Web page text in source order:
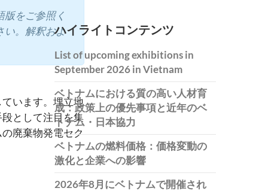
をご参照く
い。解釈およ
います。埋立地
として注目を集
廃棄物発電セク
ハイライトコンテンツ
List of upcoming exhibitions in
September 2026 in Vietnam
ベトナムにおける質の高い人材育
成：政策上の優先事項と近年のベ
トナム・日本協力
ベトナムの燃料価格：価格変動の
激化と企業への影響
2026年8月にベトナムで開催され